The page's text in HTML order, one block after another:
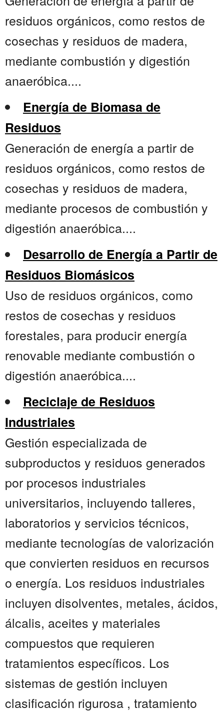
residuos orgánicos, como restos de
cosechas y residuos de madera,
mediante combustión y digestión
anaeróbica....
Energía de Biomasa de
Residuos
Generación de energía a partir de
residuos orgánicos, como restos de
cosechas y residuos de madera,
mediante procesos de combustión y
digestión anaeróbica....
Desarrollo de Energía a Partir de
Residuos Biomásicos
Uso de residuos orgánicos, como
restos de cosechas y residuos
forestales, para producir energía
renovable mediante combustión o
digestión anaeróbica....
Reciclaje de Residuos
Industriales
Gestión especializada de
subproductos y residuos generados
por procesos industriales
universitarios, incluyendo talleres,
laboratorios y servicios técnicos,
mediante tecnologías de valorización
que convierten residuos en recursos
o energía. Los residuos industriales
incluyen disolventes, metales, ácidos,
álcalis, aceites y materiales
compuestos que requieren
tratamientos específicos. Los
sistemas de gestión incluyen
clasificación rigurosa , tratamiento